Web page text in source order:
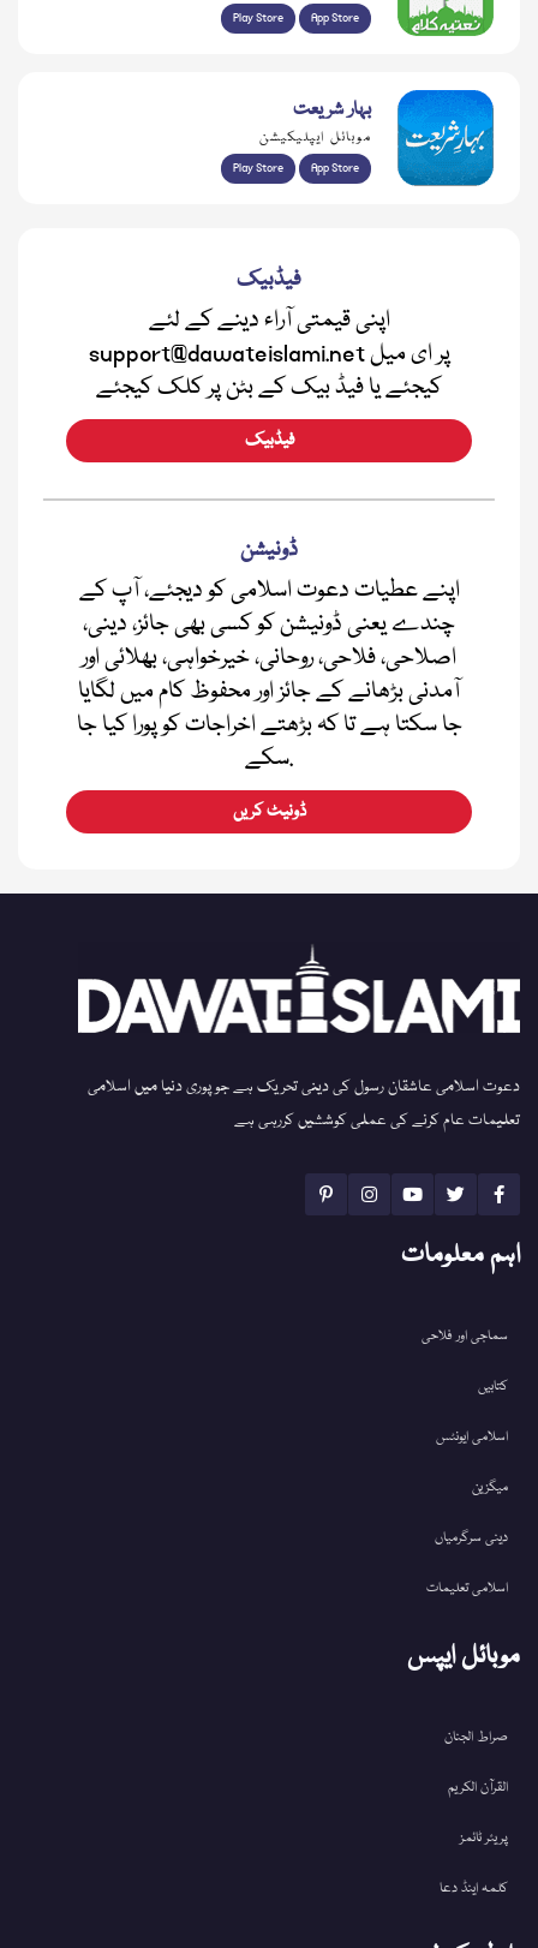
Play Store App Store
بہار شریعت
موبائل ایپلیکیشن
Play Store App Store
فیڈبیک
اپنی قیمتی آراء دینے کے لئے
support@dawateislami.net پر ای میل
کیجئے یا فیڈ بیک کے بٹن پر کلک کیجئے
فیڈبیک
ڈونیشن
اپنے عطیات دعوت اسلامی کو دیجئے، آپ کے
چندے یعنی ڈونیشن کو کسی بھی جائز، دینی،
اصلاحی، فلاحی، روحانی، خیرخواہی، بھلائی اور
آمدنی بڑھانے کے جائز اور محفوظ کام میں لگایا
جا سکتا ہے تا کہ بڑھتے اخراجات کو پورا کیا جا
سکے.
ڈونیٹ کریں
دعوت اسلامی عاشقان رسول کی دینی تحریک ہے جو پوری دنیا میں اسلامی
تعلیمات عام کرنے کی عملی کوششیں کررہی ہے
اہم معلومات
سماجی اور فلاحی
کتابیں
اسلامی ایونٹس
میگزین
دینی سرگرمیاں
اسلامی تعلیمات
موبائل ایپس
صراط الجنان
القرآن الکریم
پریئر ٹائمز
کلمہ اینڈ دعا